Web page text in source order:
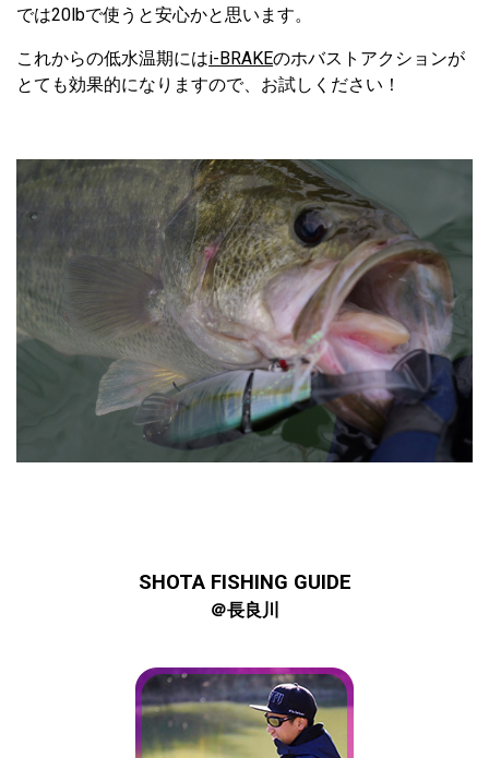
では20lbで使うと安心かと思います。
これからの低水温期にはi-BRAKEのホバストアクションが
とても効果的になりますので、お試しください！
SHOTA FISHING GUIDE
＠長良川